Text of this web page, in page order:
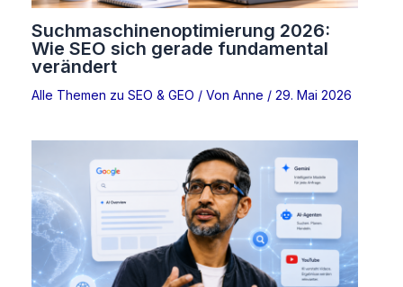
Suchmaschinenoptimierung 2026:
Wie SEO sich gerade fundamental
verändert
Alle Themen zu SEO & GEO / Von Anne / 29. Mai 2026